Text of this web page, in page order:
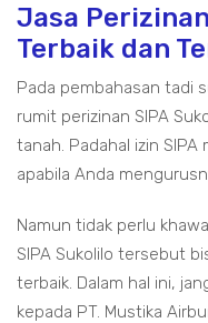
Jasa
Terbaik dan
Pada pembahasan tadi
rumit perizinan SIPA
tanah. Padahal izin
apabila Anda
Namun tidak perlu
SIPA Sukolilo tersebut
terbaik. Dalam hal ini,
kepada PT. Mustika